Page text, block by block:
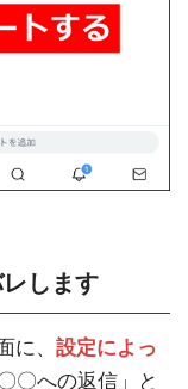
レします
に、 設定によっ
〇への返信」と